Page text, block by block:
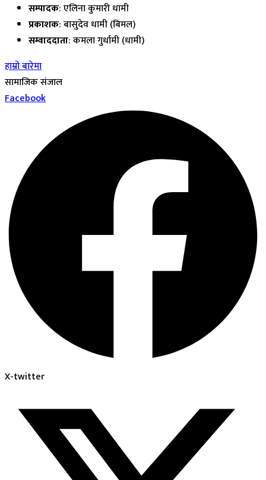
सम्पादक: एलिना कुमारी धामी
प्रकाशक: बासुदेव धामी (बिमल)
सम्वाददाता: कमला गुर्धामी (धामी)
हाम्रो बारेमा
सामाजिक संजाल
Facebook
X-twitter